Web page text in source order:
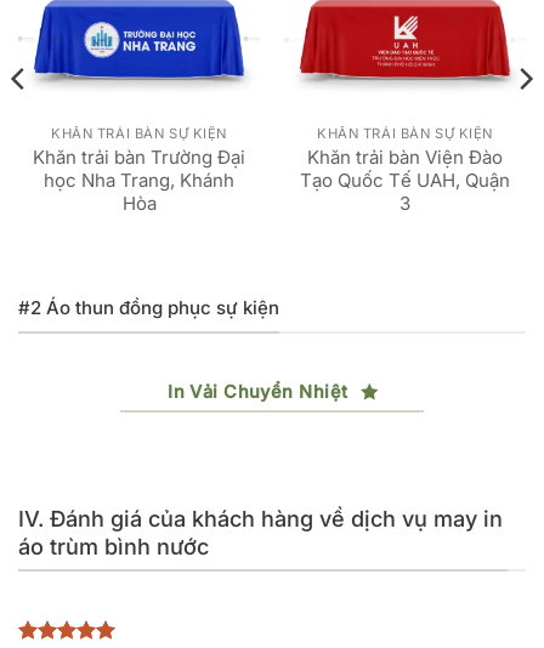
KHĂN TRẢI BÀN SỰ KIỆN
Khăn trải bàn Trường Đại
học Nha Trang, Khánh
Hòa
KHĂN TRẢI BÀN SỰ KIỆN
Khăn trải bàn Viện Đào
Tạo Quốc Tế UAH, Quận
3
#2 Áo thun đồng phục sự kiện
In Vải Chuyển Nhiệt
IV. Đánh giá của khách hàng về dịch vụ may in
áo trùm bình nước